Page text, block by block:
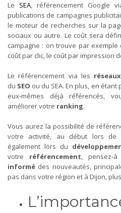
Le SEA, référencement Google
publications de campagnes
le moteur de recherches sur la
sociaux ou autre. Le coût sera
campagne : on trouve par
coût par clic, le coût par impression
Le référencement via les réseaux
du SEO ou du SEA. En plus, en
eux-mêmes déjà référencés,
améliorer votre ranking.
Vous aurez la possibilité de
votre activité, au début lors de
également lors du
votre référencement, pensez-
informé des nouveautés,
pas dans votre région et à Dijon,